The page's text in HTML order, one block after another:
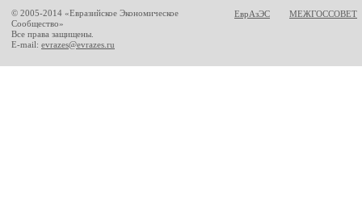
© 2005-2014 «Евразийское Экономическое
Сообщество»
Все права защищены.
E-mail: evrazes@evrazes.ru
ЕврАзЭС МЕЖГОССОВЕТ